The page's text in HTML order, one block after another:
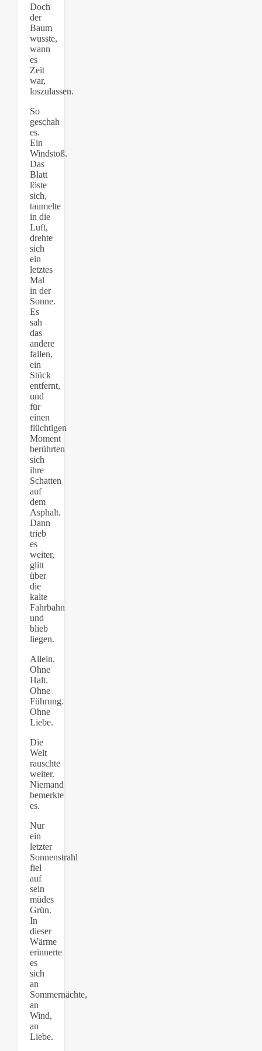
Doch
der
Baum
wusste,
wann
es
Zeit
war,
loszulassen.
So
geschah
es.
Ein
Windstoß.
Das
Blatt
löste
sich,
taumelte
in die
Luft,
drehte
sich
ein
letztes
Mal
in der
Sonne.
Es
sah
das
andere
fallen,
ein
Stück
entfernt,
und
für
einen
flüchtigen
Moment
berührten
sich
ihre
Schatten
auf
dem
Asphalt.
Dann
trieb
es
weiter,
glitt
über
die
kalte
Fahrbahn
und
blieb
liegen.
Allein.
Ohne
Halt.
Ohne
Führung.
Ohne
Liebe.
Die
Welt
rauschte
weiter.
Niemand
bemerkte
es.
Nur
ein
letzter
Sonnenstrahl
fiel
auf
sein
müdes
Grün.
In
dieser
Wärme
erinnerte
es
sich
an
Sommernächte,
an
Wind,
an
Liebe.